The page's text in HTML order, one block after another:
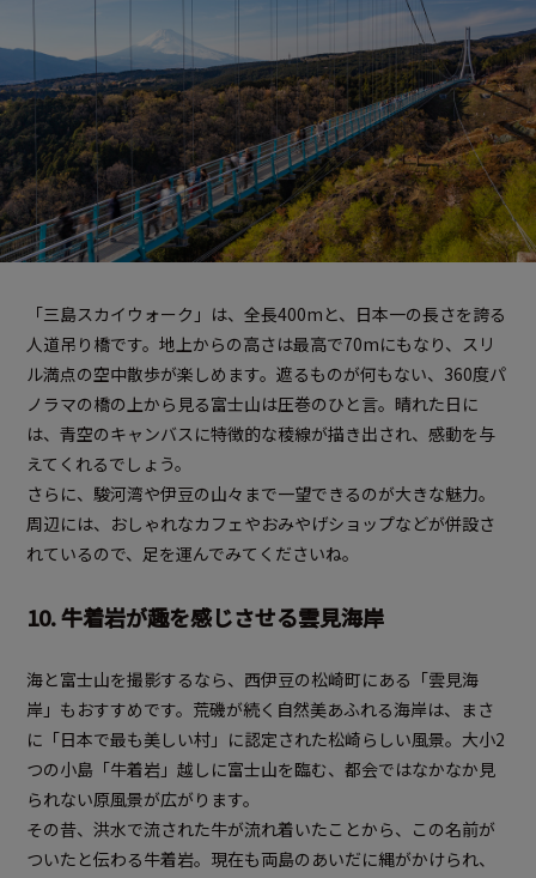
「三島スカイウォーク」は、全長400mと、日本一の長さを誇る
人道吊り橋です。地上からの高さは最高で70mにもなり、スリ
ル満点の空中散歩が楽しめます。遮るものが何もない、360度パ
ノラマの橋の上から見る富士山は圧巻のひと言。晴れた日に
は、青空のキャンバスに特徴的な稜線が描き出され、感動を与
えてくれるでしょう。
さらに、駿河湾や伊豆の山々まで一望できるのが大きな魅力。
周辺には、おしゃれなカフェやおみやげショップなどが併設さ
れているので、足を運んでみてくださいね。
10. 牛着岩が趣を感じさせる雲見海岸
海と富士山を撮影するなら、西伊豆の松崎町にある「雲見海
岸」もおすすめです。荒磯が続く自然美あふれる海岸は、まさ
に「日本で最も美しい村」に認定された松崎らしい風景。大小2
つの小島「牛着岩」越しに富士山を臨む、都会ではなかなか見
られない原風景が広がります。
その昔、洪水で流された牛が流れ着いたことから、この名前が
ついたと伝わる牛着岩。現在も両島のあいだに縄がかけられ、